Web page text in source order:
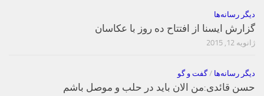
دیگر رسانه‌ها
گزارش ایسنا از افتتاح ده روز با عکاسان
ژانویه 12, 2015
دیگر رسانه‌ها /گفت و گو
حسن قائدی:من الان باید در حلب و موصل باشم